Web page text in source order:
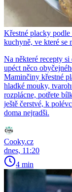
Křestné placky
kuchyně, ve které se
Na některé recepty
upéct něco
Maminčiny křestné
hladké mouky,
rozplácne, potřete
ještě čerstvé, k
doma nejradši.
Cooky.cz
dnes, 11:20
4 min